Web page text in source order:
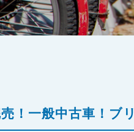
！一般中古車！ブ